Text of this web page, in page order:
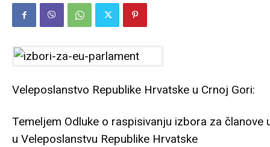
Veleposlanstvo Republike Hrvatske u Crnoj Gori:
Temeljem Odluke o raspisivanju izbora za
u Veleposlanstvu Republike Hrvatske